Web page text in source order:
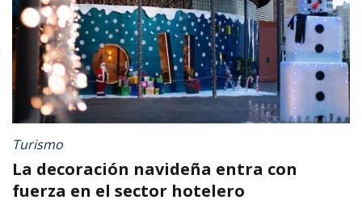
Turismo
La decoración navideña entra con
fuerza en el sector hotelero